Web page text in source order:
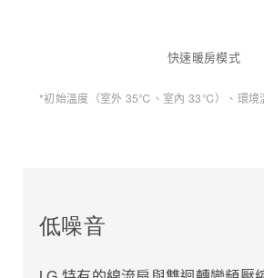
快速暖房模式
*初始溫度（室外 35℃、室內 33℃）、環境
低噪音